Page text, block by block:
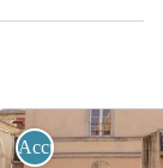
Accueil Vélo